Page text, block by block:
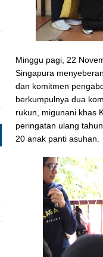
Minggu pagi, 22
Singapura
dan komitmen
berkumpulnya dua
rukun, migunani khas
peringatan ulang
20 anak panti asuhan.